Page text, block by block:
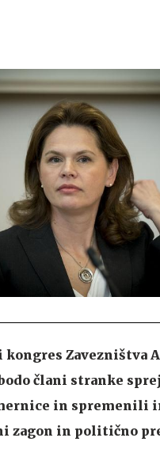
kongres Zavezništva
člani stranke
in spremenili
zagon in politično